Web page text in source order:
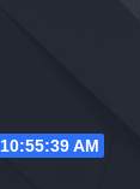
10:55:40 AM